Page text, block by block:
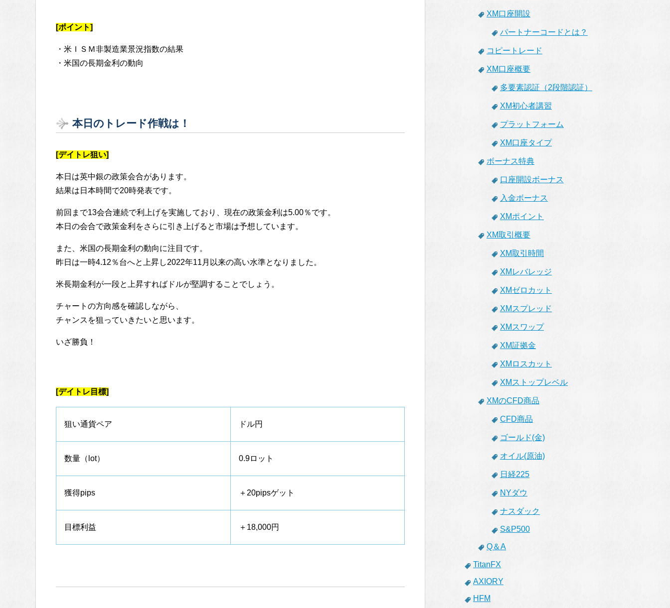
[ポイント]
・米ＩＳＭ非製造業景況指数の結果
・米国の長期金利の動向
本日のトレード作戦は！
[デイトレ狙い]
本日は英中銀の政策会合があります。
結果は日本時間で20時発表です。
前回まで13会合連続で利上げを実施しており、現在の政策金利は5.00％です。
本日の会合で政策金利をさらに引き上げると市場は予想しています。
また、米国の長期金利の動向に注目です。
昨日は一時4.12％台へと上昇し2022年11月以来の高い水準となりました。
米長期金利が一段と上昇すればドルが堅調することでしょう。
チャートの方向感を確認しながら、
チャンスを狙っていきたいと思います。
いざ勝負！
[デイトレ目標]
狙い通貨ペア ドル円
数量（lot） 0.9ロット
獲得pips ＋20pipsゲット
目標利益 ＋18,000円
XM口座開設
パートナーコードとは？
コピートレード
XM口座概要
多要素認証（2段階認証）
XM初心者講習
プラットフォーム
XM口座タイプ
ボーナス特典
口座開設ボーナス
入金ボーナス
XMポイント
XM取引概要
XM取引時間
XMレバレッジ
XMゼロカット
XMスプレッド
XMスワップ
XM証拠金
XMロスカット
XMストップレベル
XMのCFD商品
CFD商品
ゴールド(金)
オイル(原油)
日経225
NYダウ
ナスダック
S&P500
Q＆A
TitanFX
AXIORY
HFM